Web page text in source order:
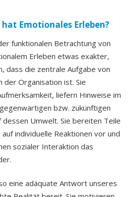
Emotionales Erleben?
funktionalen Betrachtung von
Erleben etwas exakter,
dass die zentrale Aufgabe von
der Organisation ist. Sie
liefern Hinweise im
bzw. zukünftigen
dessen Umwelt. Sie bereiten Teile
individuelle Reaktionen vor und
sozialer Interaktion das
eine adäquate Antwort unseres